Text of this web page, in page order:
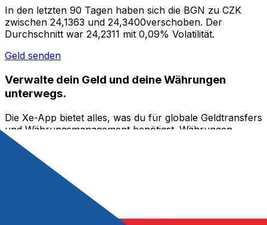
In den letzten 90 Tagen haben sich die BGN zu CZK
zwischen 24,1363 und 24,3400verschoben. Der
Durchschnitt war 24,2311 mit 0,09% Volatilität.
Geld senden
Verwalte dein Geld und deine Währungen
unterwegs.
Die Xe-App bietet alles, was du für globale Geldtransfers
und Währungsmanagement benötigst. Währungen
umrechnen, Kursbenachrichtigungen einrichten und
Geld ins Ausland überweisen, ohne versteckte
Gebühren. Heute herunterladen!